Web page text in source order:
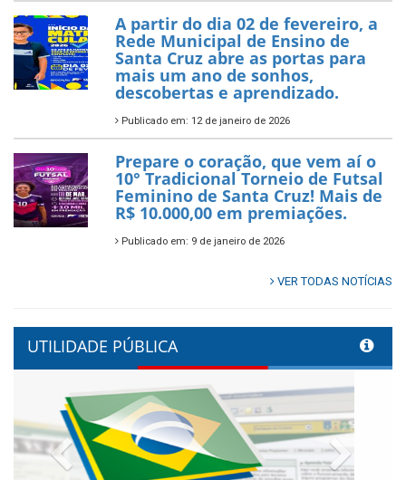
A partir do dia 02 de fevereiro, a
Rede Municipal de Ensino de
Santa Cruz abre as portas para
mais um ano de sonhos,
descobertas e aprendizado.
Publicado em: 12 de janeiro de 2026
Prepare o coração, que vem aí o
10° Tradicional Torneio de Futsal
Feminino de Santa Cruz! Mais de
R$ 10.000,00 em premiações.
Publicado em: 9 de janeiro de 2026
VER TODAS NOTÍCIAS
UTILIDADE PÚBLICA
Previous